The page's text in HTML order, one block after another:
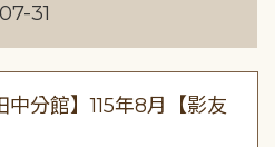
31
中分館】115年8月【影友